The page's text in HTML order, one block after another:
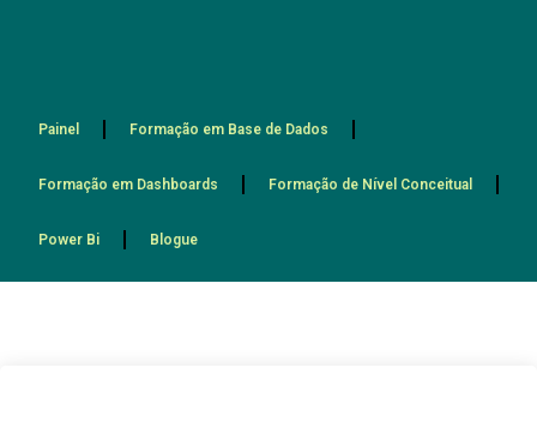
Painel Formação em Base de Dados
Formação em Dashboards Formação de Nível Conceitual
Power Bi Blogue